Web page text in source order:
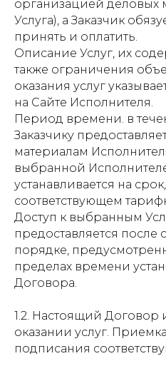
организацией деловых
Услуга), а Заказчик
принять и оплатить.
Описание Услуг, их
также ограничения
оказания услуг
на Сайте Исполнителя.
Период времени. в
Заказчику
материалам
выбранной
устанавливается на
соответствующем
Доступ к выбранным
предоставляется после
порядке,
пределах времени
Договора.
1.2. Настоящий Договор
оказании услуг.
подписания